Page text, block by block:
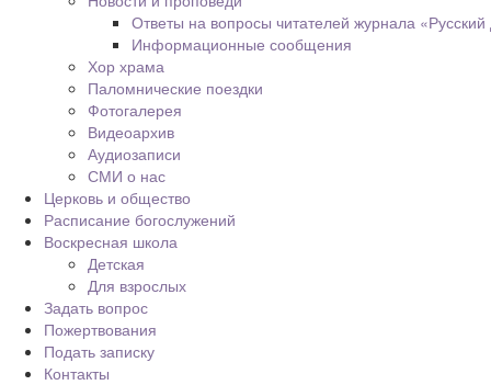
Ответы на вопросы читателей журнала
Информационные сообщения
Хор храма
Паломнические поездки
Фотогалерея
Видеоархив
Аудиозаписи
СМИ о нас
Церковь и общество
Расписание богослужений
Воскресная школа
Детская
Для взрослых
Задать вопрос
Пожертвования
Подать записку
Контакты